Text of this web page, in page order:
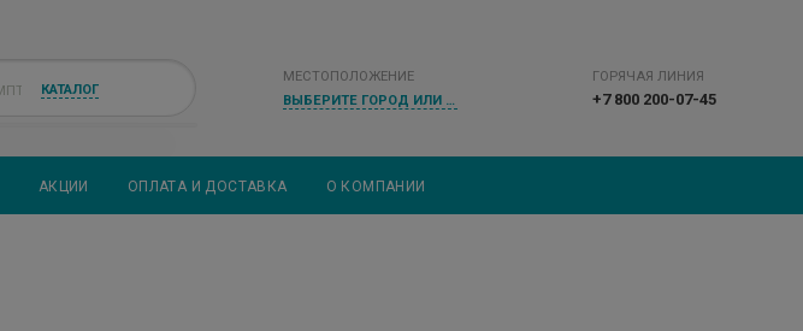
КАТАЛОГ
МЕСТОПОЛОЖЕНИЕ
ВЫБЕРИТЕ ГОРОД ИЛИ НАСЕЛЕННЫЙ ПУНКТ
ГОРЯЧАЯ ЛИНИЯ
+7 800 200-07-45
АКЦИИ ОПЛАТА И ДОСТАВКА О КОМПАНИИ